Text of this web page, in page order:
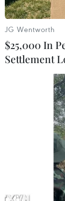
trong vụ sập
tối 7/5, trong
JG Wentworth
$25,000 In
Settlement